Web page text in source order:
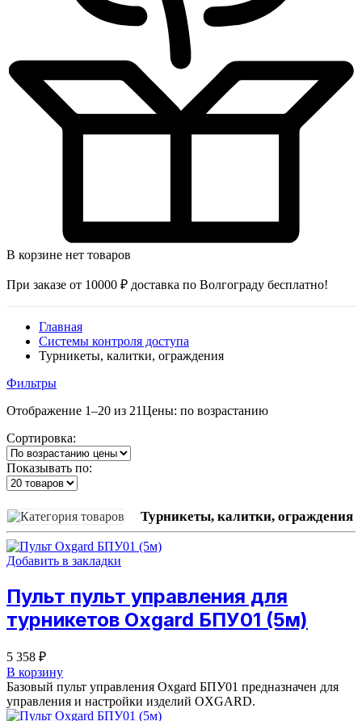
В корзине нет товаров
При заказе от 10000 ₽ доставка по Волгограду бесплатно!
Главная
Системы контроля доступа
Турникеты, калитки, ограждения
Фильтры
Отображение 1–20 из 21Цены: по возрастанию
Сортировка:
Показывать по:
Турникеты, калитки, ограждения
Добавить в закладки
Пульт пульт управления для
турникетов Oxgard БПУ01 (5м)
5 358 ₽
В корзину
Базовый пульт управления Oxgard БПУ01 предназначен для
управления и настройки изделий OXGARD.